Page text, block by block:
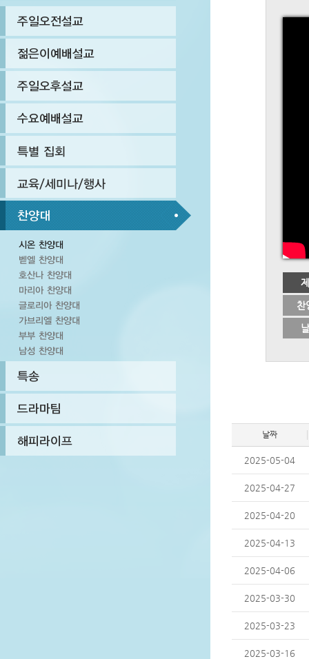
찬
날짜
2025-05-04
2025-04-27
2025-04-20
2025-04-13
2025-04-06
2025-03-30
2025-03-23
2025-03-16